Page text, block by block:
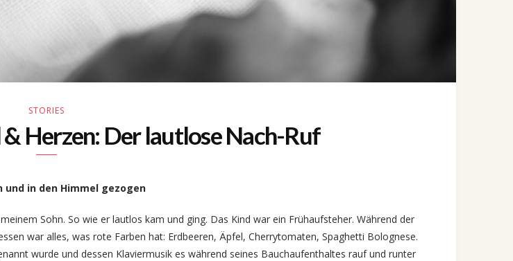
STORIES
Herzen: Der lautlose Nach-Ruf
in den Himmel gezogen
Sohn. So wie er lautlos kam und ging. Das Kind war ein Frühaufsteher. Während der
war alles, was rote Farben hat: Erdbeeren, Äpfel, Cherrytomaten, Spaghetti Bolognese.
wurde und dessen Klaviermusik es während seines Bauchaufenthaltes rauf und runter